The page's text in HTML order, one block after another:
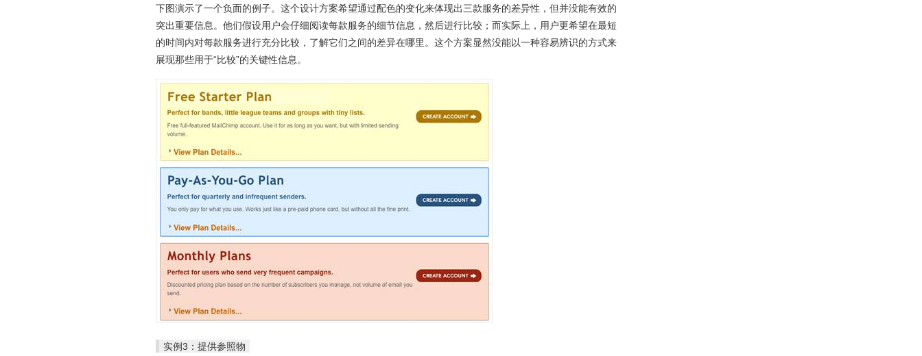
下图演示了一个负面的例子。这个设计方案希望通过配色的变化来体现出三款服务的差异性，但并没能有效的
突出重要信息。他们假设用户会仔细阅读每款服务的细节信息，然后进行比较；而实际上，用户更希望在最短
的时间内对每款服务进行充分比较，了解它们之间的差异在哪里。这个方案显然没能以一种容易辨识的方式来
展现那些用于“比较”的关键性信息。
实例3：提供参照物